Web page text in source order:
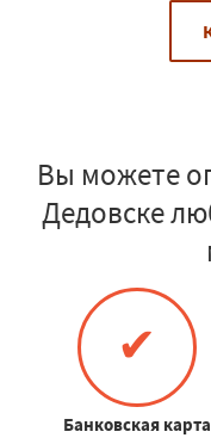
Вы можете
Дедовске
✔
Банковская карта